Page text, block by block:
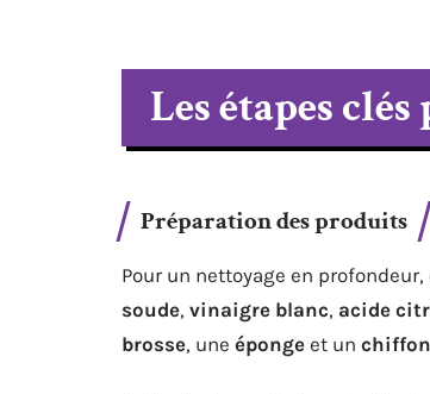
Les étapes
Préparation des produits
Pour un nettoyage en
soude, vinaigre blanc, acide
brosse, une éponge et un